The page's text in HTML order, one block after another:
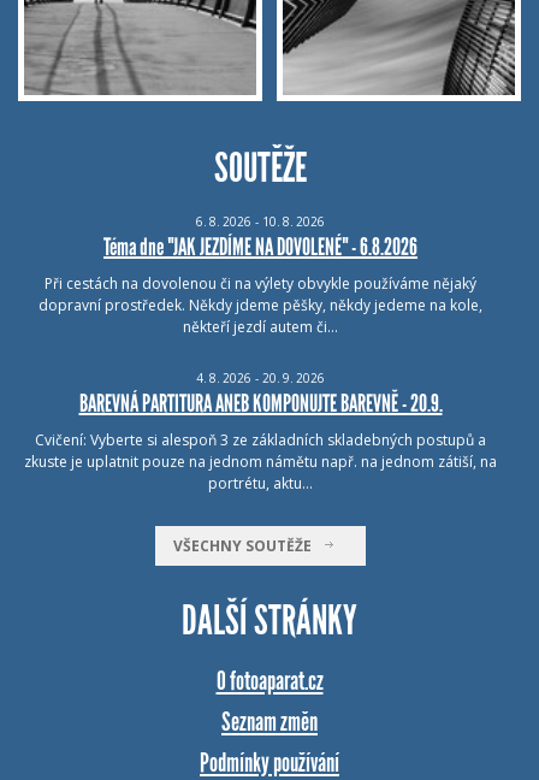
SOUTĚŽE
6. 8. 2026 - 10. 8. 2026
Téma dne "JAK JEZDÍME NA DOVOLENÉ" - 6.8.2026
Při cestách na dovolenou či na výlety obvykle používáme nějaký
dopravní prostředek. Někdy jdeme pěšky, někdy jedeme na kole,
někteří jezdí autem či…
4. 8. 2026 - 20. 9. 2026
BAREVNÁ PARTITURA ANEB KOMPONUJTE BAREVNĚ - 20.9.
Cvičení: Vyberte si alespoň 3 ze základních skladebných postupů a
zkuste je uplatnit pouze na jednom námětu např. na jednom zátiší, na
portrétu, aktu…
VŠECHNY SOUTĚŽE
DALŠÍ STRÁNKY
O fotoaparat.cz
Seznam změn
Podmínky používání